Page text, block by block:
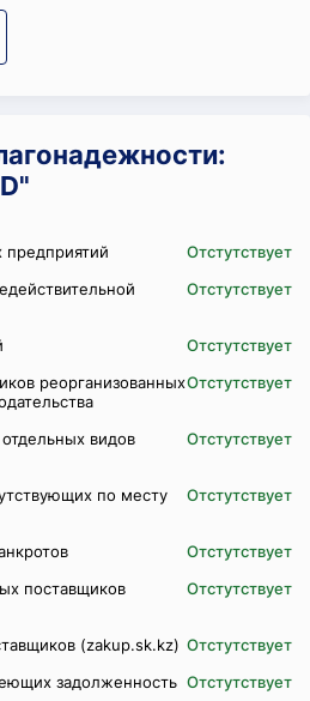
Отстутствует
Отстутствует
Отстутствует
реорганизованныхОтстутствует
видов
Отстутствует
по месту
Отстутствует
Отстутствует
поставщиков
Отстутствует
(zakup.sk.kz) Отстутствует
задолженность Отстутствует